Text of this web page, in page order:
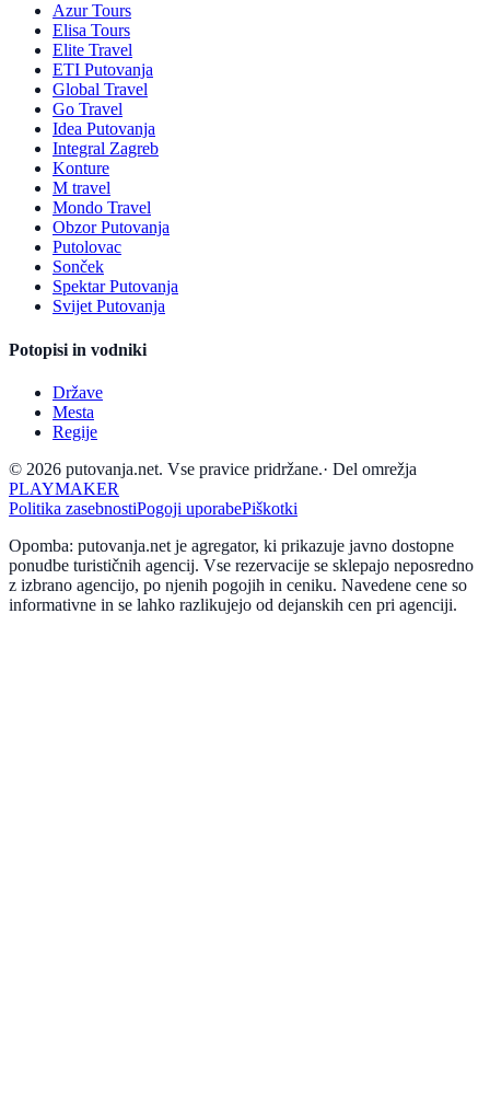
Azur Tours
Elisa Tours
Elite Travel
ETI Putovanja
Global Travel
Go Travel
Idea Putovanja
Integral Zagreb
Konture
M travel
Mondo Travel
Obzor Putovanja
Putolovac
Sonček
Spektar Putovanja
Svijet Putovanja
Potopisi in vodniki
Države
Mesta
Regije
© 2026 putovanja.net. Vse pravice pridržane.· Del omrežja
PLAYMAKER
Politika zasebnostiPogoji uporabePiškotki
Opomba: putovanja.net je agregator, ki prikazuje javno dostopne
ponudbe turističnih agencij. Vse rezervacije se sklepajo neposredno
z izbrano agencijo, po njenih pogojih in ceniku. Navedene cene so
informativne in se lahko razlikujejo od dejanskih cen pri agenciji.